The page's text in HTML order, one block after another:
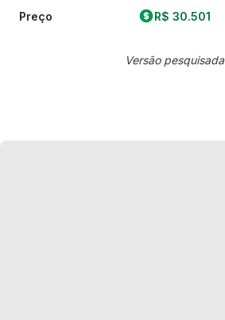
Preço R$ 30.501
Versão pesquisada